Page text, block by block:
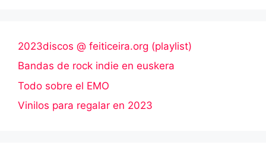
2023discos @ feiticeira.org (playlist)
Bandas de rock indie en euskera
Todo sobre el EMO
Vinilos para regalar en 2023